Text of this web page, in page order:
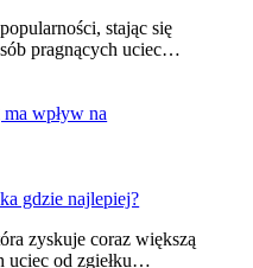
stając się
pragnących uciec…
wpływ na
gdzie najlepiej?
zyskuje coraz większą
uciec od zgiełku…